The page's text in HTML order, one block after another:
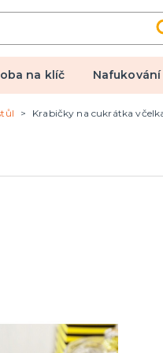
na klíč
Krabičky na cukrátka